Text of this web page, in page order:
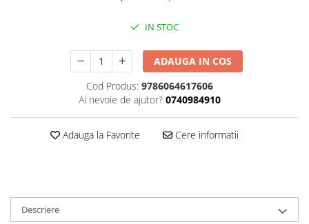
Publicistica / Reportaje / Interviuri
Sociologie si filozofie
IN STOC
ADAUGA IN COS
Cod Produs: 9786064617606
Ai nevoie de ajutor? 0740984910
Adauga la Favorite Cere informatii
Descriere